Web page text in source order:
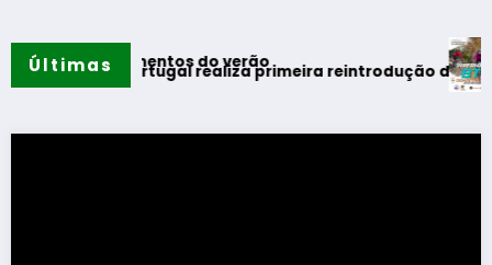
Últimasmomentos do verão
Rewilding Portugal realiza primeira reintrodução de